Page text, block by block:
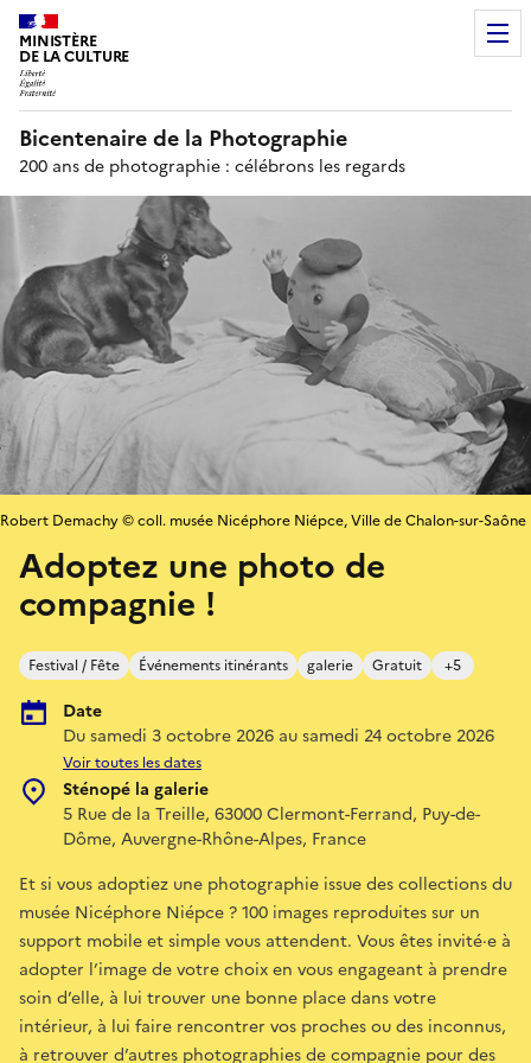
MINISTÈRE
DE LA CULTURE
Bicentenaire de la Photographie
200 ans de photographie : célébrons les regards
Adoptez une photo de
compagnie !
Festival / Fête Événements itinérants galerie Gratuit +5
Date
Du samedi 3 octobre 2026 au samedi 24 octobre 2026
Voir toutes les dates
Sténopé la galerie
5 Rue de la Treille, 63000 Clermont-Ferrand, Puy-de-
Dôme, Auvergne-Rhône-Alpes, France
Robert Demachy © coll. musée Nicéphore Niépce, Ville de Chalon-sur-Saône
Et si vous adoptiez une photographie issue des collections du
musée Nicéphore Niépce ? 100 images reproduites sur un
support mobile et simple vous attendent. Vous êtes invité·e à
adopter l’image de votre choix en vous engageant à prendre
soin d’elle, à lui trouver une bonne place dans votre
intérieur, à lui faire rencontrer vos proches ou des inconnus,
à retrouver d’autres photographies de compagnie pour des